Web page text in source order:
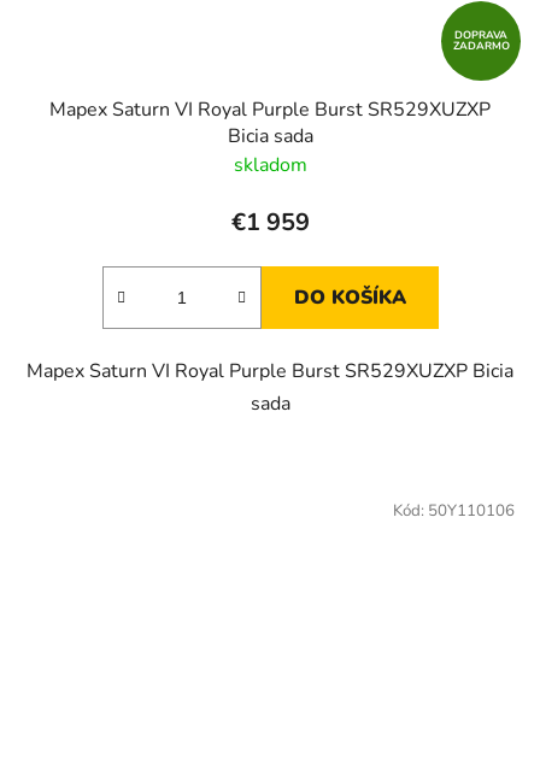
DOPRAVA
ZADARMO
Mapex Saturn VI Royal Purple Burst SR529XUZXP
Bicia sada
skladom
€1 959
DO KOŠÍKA
Mapex Saturn VI Royal Purple Burst SR529XUZXP Bicia
sada
Kód: 50Y110106